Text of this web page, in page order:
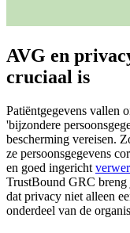
AVG en
cruciaal is
Patiëntgegevens vallen
'bijzondere
bescherming vereisen.
ze persoonsgegevens
en goed ingericht
TrustBound GRC breng
dat privacy niet alleen
onderdeel van de